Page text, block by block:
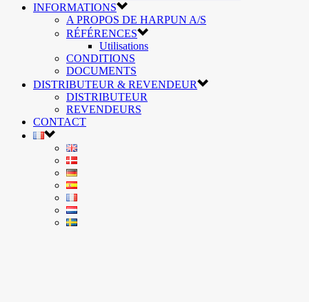
INFORMATIONS
A PROPOS DE HARPUN A/S
RÉFÉRENCES
Utilisations
CONDITIONS
DOCUMENTS
DISTRIBUTEUR & REVENDEUR
DISTRIBUTEUR
REVENDEURS
CONTACT